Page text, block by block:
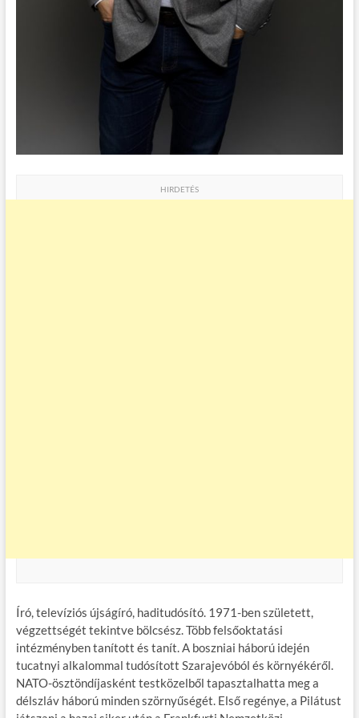
HIRDETÉS
Író, televíziós újságíró, haditudósító. 1971-ben született,
végzettségét tekintve bölcsész. Több felsőoktatási
intézményben tanított és tanít. A boszniai háború idején
tucatnyi alkalommal tudósított Szarajevóból és környékéről.
NATO-ösztöndíjasként testközelből tapasztalhatta meg a
délszláv háború minden szörnyűségét. Első regénye, a Pilátust